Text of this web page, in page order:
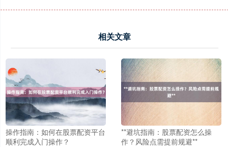
相关文章
操作指南：如何在股票配资平台
顺利完成入门操作？
**避坑指南：股票配资怎么操
作？风险点需提前规避**
北证50 1134.24 +11.37